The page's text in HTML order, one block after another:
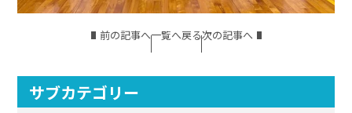
前の記事へ一覧へ戻る次の記事へ
サブカテゴリー